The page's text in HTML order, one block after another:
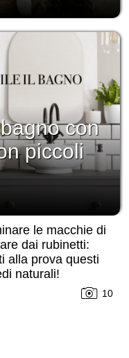
con
piccoli
le macchie di
dai rubinetti:
alla prova questi
naturali!
10